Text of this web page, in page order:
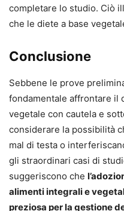
completare lo studio. Ciò
che le diete a base
Conclusione
Sebbene le prove
fondamentale affrontare il
vegetale con cautela e
considerare la possibilità
mal di testa o
gli straordinari casi di
suggeriscono che
alimenti integrali e
preziosa per la gestione